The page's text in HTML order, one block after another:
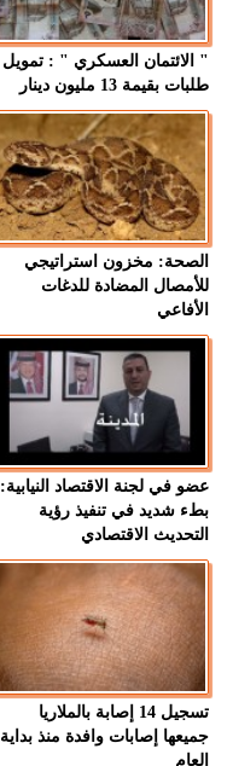
" الائتمان العسكري " : تمويل
طلبات بقيمة 13 مليون دينار
الصحة: مخزون استراتيجي
للأمصال المضادة للدغات
الأفاعي
عضو في لجنة الاقتصاد النيابية:
بطء شديد في تنفيذ رؤية
التحديث الاقتصادي
تسجيل 14 إصابة بالملاريا
جميعها إصابات وافدة منذ بداية
العام